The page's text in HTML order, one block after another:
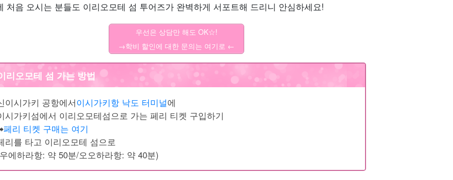
처음 오시는 분들도 이리오모테 섬 투어즈가 완벽하게 서포트해 드리니 안심하세요!
우선은 상담만 해도 OK☆!
→학비 할인에 대한 문의는 여기로 ←
리오모테 섬 가는 방법
이시가키 공항에서이시가키항 낙도 터미널에
시가키섬에서 이리오모테섬으로 가는 페리 티켓 구입하기
페리 티켓 구매는 여기
리를 타고 이리오모테 섬으로
에하라항: 약 50분/오오하라항: 약 40분)